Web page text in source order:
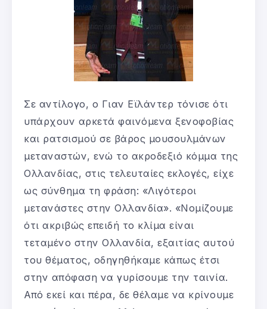
Σε αντίλογο, ο Γιαν Εϊλάντερ τόνισε ότι
υπάρχουν αρκετά φαινόμενα ξενοφοβίας
και ρατσισμού σε βάρος μουσουλμάνων
μεταναστών, ενώ το ακροδεξιό κόμμα της
Ολλανδίας, στις τελευταίες εκλογές, είχε
ως σύνθημα τη φράση: «Λιγότεροι
μετανάστες στην Ολλανδία». «Νομίζουμε
ότι ακριβώς επειδή το κλίμα είναι
τεταμένο στην Ολλανδία, εξαιτίας αυτού
του θέματος, οδηγηθήκαμε κάπως έτσι
στην απόφαση να γυρίσουμε την ταινία.
Από εκεί και πέρα, δε θέλαμε να κρίνουμε